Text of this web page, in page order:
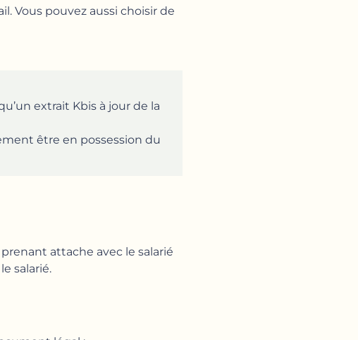
Vous pouvez aussi choisir de
extrait Kbis à jour de la
être en possession du
attache avec le salarié
salarié.